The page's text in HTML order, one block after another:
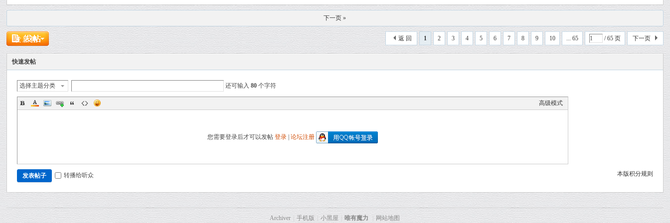
下一页 »
1 2 3 4 5 6 7 8 9 10 ... 65 / 65 页 下一页
返 回
发新帖
快速发帖
选择主题分类 还可输入80 个字符
高级模式
您需要登录后才可以发帖 登录| 论坛注册
本版积分规则
发表帖子 转播给听众
Archiver | 手机版 | 小黑屋 | 唯有魔力 | 网站地图